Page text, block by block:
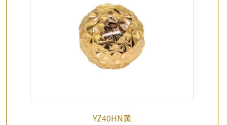
YZ40HN黄